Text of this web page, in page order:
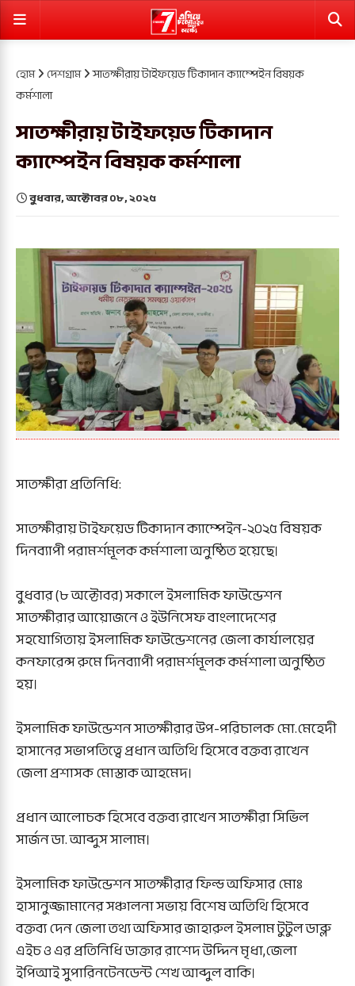
হোম দেশগ্রাম সাতক্ষীরায় টাইফয়েড টিকাদান ক্যাম্পেইন বিষয়ক
কর্মশালা
সাতক্ষীরায় টাইফয়েড টিকাদান
ক্যাম্পেইন বিষয়ক কর্মশালা
বুধবার, অক্টোবর ০৮, ২০২৫
সাতক্ষীরা প্রতিনিধি:
সাতক্ষীরায় টাইফয়েড টিকাদান ক্যাম্পেইন-২০২৫ বিষয়ক
দিনব্যাপী পরামর্শমূলক কর্মশালা অনুষ্ঠিত হয়েছে।
বুধবার (৮ অক্টোবর) সকালে ইসলামিক ফাউন্ডেশন
সাতক্ষীরার আয়োজনে ও ইউনিসেফ বাংলাদেশের
সহযোগিতায় ইসলামিক ফাউন্ডেশনের জেলা কার্যালয়ের
কনফারেন্স রুমে দিনব্যাপী পরামর্শমূলক কর্মশালা অনুষ্ঠিত
হয়।
ইসলামিক ফাউন্ডেশন সাতক্ষীরার উপ-পরিচালক মো.মেহেদী
হাসানের সভাপতিত্বে প্রধান অতিথি হিসেবে বক্তব্য রাখেন
জেলা প্রশাসক মোস্তাক আহমেদ।
প্রধান আলোচক হিসেবে বক্তব্য রাখেন সাতক্ষীরা সিভিল
সার্জন ডা. আব্দুস সালাম।
ইসলামিক ফাউন্ডেশন সাতক্ষীরার ফিল্ড অফিসার মোঃ
হাসানুজ্জামানের সঞ্চালনা সভায় বিশেষ অতিথি হিসেবে
বক্তব্য দেন জেলা তথ্য অফিসার জাহারুল ইসলাম টুটুল ডাব্লু
এইচ ও এর প্রতিনিধি ডাক্তার রাশেদ উদ্দিন মৃধা,জেলা
ইপিআই সুপারিনটেনডেন্ট শেখ আব্দুল বাকি।